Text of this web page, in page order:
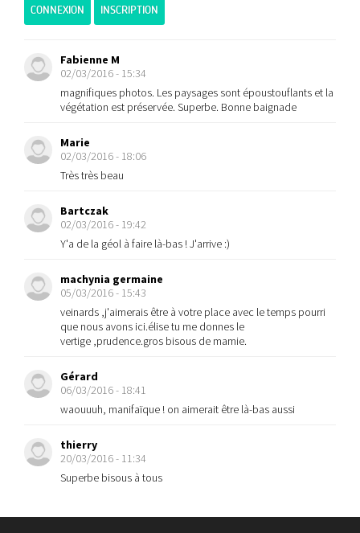
CONNEXION INSCRIPTION
Fabienne M
02/03/2016 - 15:34
magnifiques photos. Les paysages sont époustouflants et la
végétation est préservée. Superbe. Bonne baignade
Marie
02/03/2016 - 18:06
Très très beau
Bartczak
02/03/2016 - 19:42
Y'a de la géol à faire là-bas ! J'arrive :)
machynia germaine
05/03/2016 - 15:43
veinards ,j'aimerais être à votre place avec le temps pourri
que nous avons ici.élise tu me donnes le
vertige ,prudence.gros bisous de mamie.
Gérard
06/03/2016 - 18:41
waouuuh, manifaïque ! on aimerait être là-bas aussi
thierry
20/03/2016 - 11:34
Superbe bisous à tous